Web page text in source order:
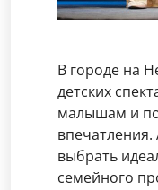
В городе на
детских
малышам и
выбрать
семейного